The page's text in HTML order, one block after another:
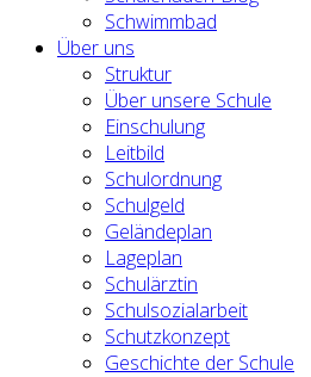
Schwimmbad
Über uns
Struktur
Über unsere Schule
Einschulung
Leitbild
Schulordnung
Schulgeld
Geländeplan
Lageplan
Schulärztin
Schulsozialarbeit
Schutzkonzept
Geschichte der Schule